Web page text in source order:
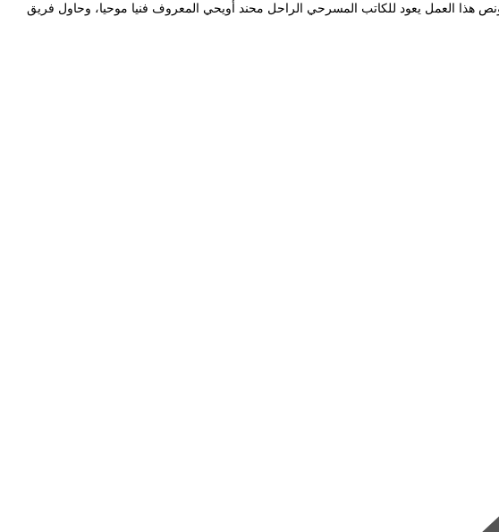
هذا العمل يعود للكاتب المسرحي الراحل محند أويحي المعروف فنيا موحيا، وحاول فريق